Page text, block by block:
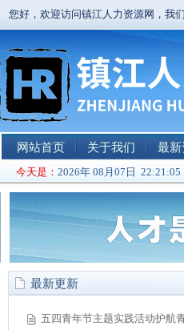
您好，欢迎访问镇江人力资源网，我
网站首页 关于我们 最新
今天是： 2026年 08月07日
最新更新
五四青年节主题实践活动护航